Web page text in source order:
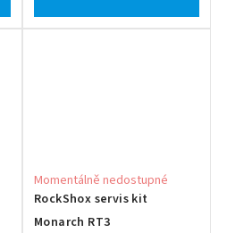
RockShox servis kit
Monarch RT3
Momentálně nedostupné